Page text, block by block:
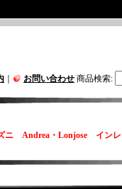
お問い合わせ 商品検索:
ニ Andrea・Lonjose イン